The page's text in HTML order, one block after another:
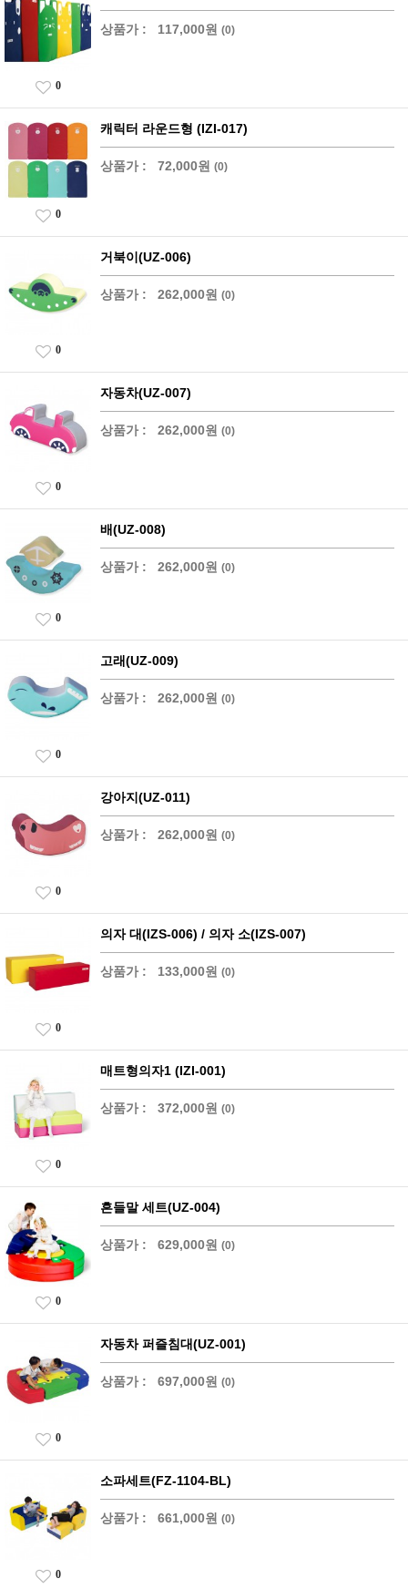
상품가 : 117,000원 (0)
0
캐릭터 라운드형 (IZI-017)
상품가 : 72,000원 (0)
0
거북이(UZ-006)
상품가 : 262,000원 (0)
0
자동차(UZ-007)
상품가 : 262,000원 (0)
0
배(UZ-008)
상품가 : 262,000원 (0)
0
고래(UZ-009)
상품가 : 262,000원 (0)
0
강아지(UZ-011)
상품가 : 262,000원 (0)
0
의자 대(IZS-006) / 의자 소(IZS-007)
상품가 : 133,000원 (0)
0
매트형의자1 (IZI-001)
상품가 : 372,000원 (0)
0
흔들말 세트(UZ-004)
상품가 : 629,000원 (0)
0
자동차 퍼즐침대(UZ-001)
상품가 : 697,000원 (0)
0
소파세트(FZ-1104-BL)
상품가 : 661,000원 (0)
0